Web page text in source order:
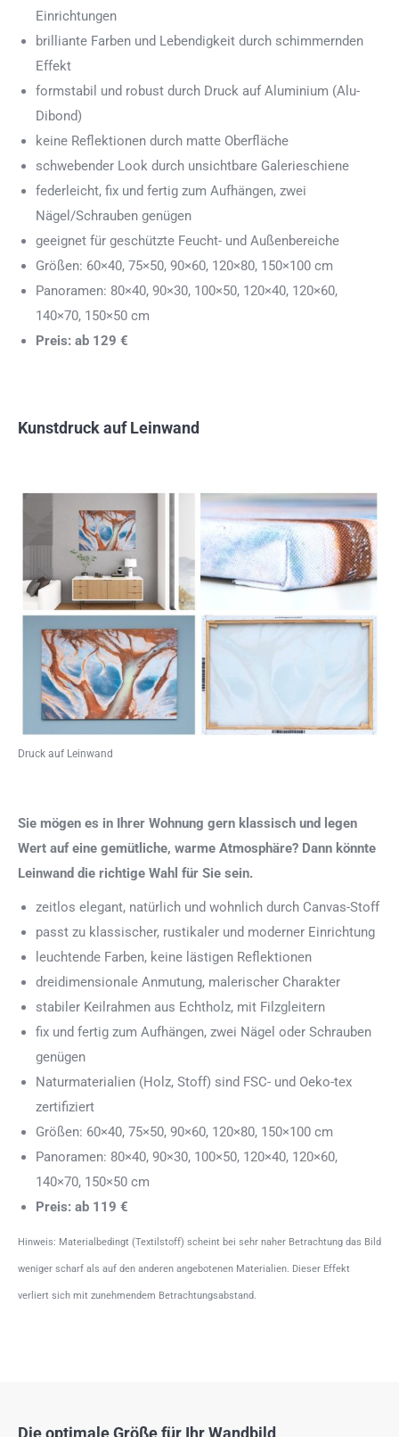
Einrichtungen
brilliante Farben und Lebendigkeit durch schimmernden
Effekt
formstabil und robust durch Druck auf Aluminium (Alu-
Dibond)
keine Reflektionen durch matte Oberfläche
schwebender Look durch unsichtbare Galerieschiene
federleicht, fix und fertig zum Aufhängen, zwei
Nägel/Schrauben genügen
geeignet für geschützte Feucht- und Außenbereiche
Größen: 60×40, 75×50, 90×60, 120×80, 150×100 cm
Panoramen: 80×40, 90×30, 100×50, 120×40, 120×60,
140×70, 150×50 cm
Preis: ab 129 €
Kunstdruck auf Leinwand
Druck auf Leinwand
Sie mögen es in Ihrer Wohnung gern klassisch und legen
Wert auf eine gemütliche, warme Atmosphäre? Dann könnte
Leinwand die richtige Wahl für Sie sein.
zeitlos elegant, natürlich und wohnlich durch Canvas-Stoff
passt zu klassischer, rustikaler und moderner Einrichtung
leuchtende Farben, keine lästigen Reflektionen
dreidimensionale Anmutung, malerischer Charakter
stabiler Keilrahmen aus Echtholz, mit Filzgleitern
fix und fertig zum Aufhängen, zwei Nägel oder Schrauben
genügen
Naturmaterialien (Holz, Stoff) sind FSC- und Oeko-tex
zertifiziert
Größen: 60×40, 75×50, 90×60, 120×80, 150×100 cm
Panoramen: 80×40, 90×30, 100×50, 120×40, 120×60,
140×70, 150×50 cm
Preis: ab 119 €
Hinweis: Materialbedingt (Textilstoff) scheint bei sehr naher Betrachtung das Bild
weniger scharf als auf den anderen angebotenen Materialien. Dieser Effekt
verliert sich mit zunehmendem Betrachtungsabstand.
Die optimale Größe für Ihr Wandbild